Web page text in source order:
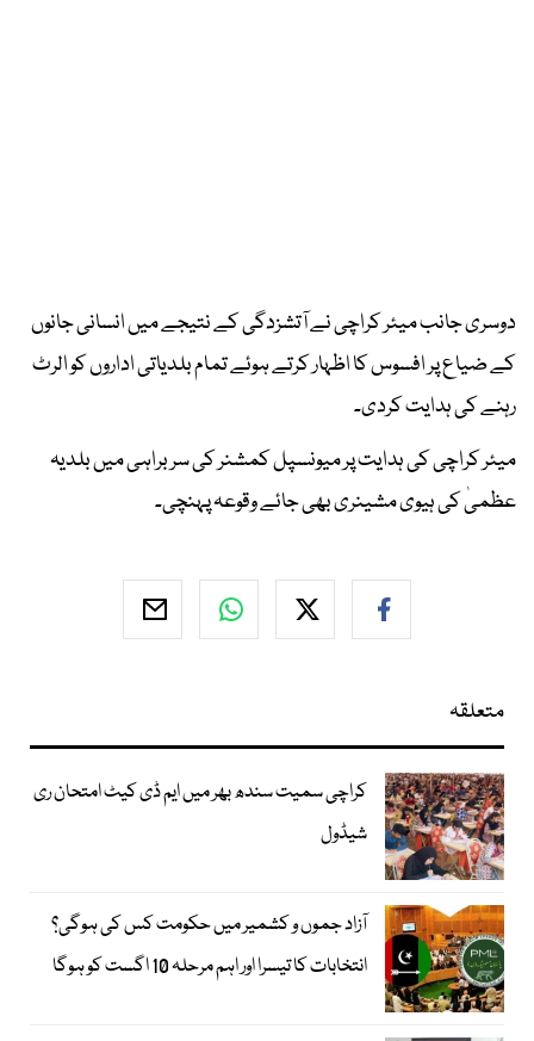
دوسری جانب میئر کراچی نے آتشزدگی کے نتیجے میں انسانی جانوں
کے ضیاع پر افسوس کا اظہار کرتے ہوئے تمام بلدیاتی اداروں کو الرٹ
رہنے کی ہدایت کردی۔
میئر کراچی کی ہدایت پر میونسپل کمشنر کی سربراہی میں بلدیہ
عظمیٰ کی ہیوی مشینری بھی جائے وقوعہ پہنچی۔
متعلقہ
کراچی سمیت سندھ بھر میں ایم ڈی کیٹ امتحان ری
شیڈول
آزاد جموں و کشمیر میں حکومت کس کی ہوگی؟
انتخابات کا تیسرا اور اہم مرحلہ 10 اگست کو ہوگا